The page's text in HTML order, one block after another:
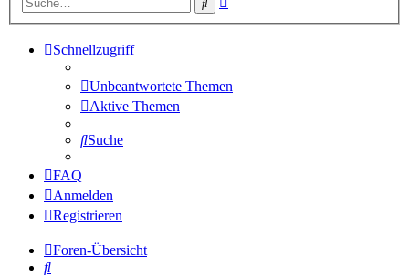
Schnellzugriff
Unbeantwortete Themen
Aktive Themen
Suche
FAQ
Anmelden
Registrieren
Foren-Übersicht
Suche